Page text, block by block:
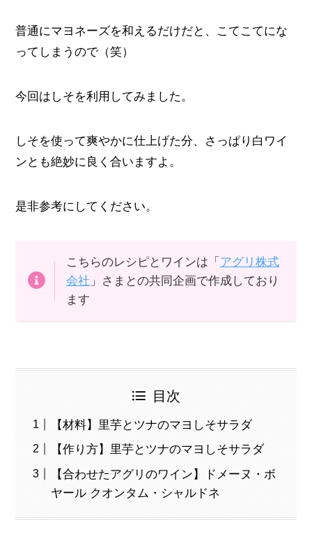
普通にマヨネーズを和えるだけだと、こてこてにな
ってしまうので（笑）
今回はしそを利用してみました。
しそを使って爽やかに仕上げた分、さっぱり白ワイ
ンとも絶妙に良く合いますよ。
是非参考にしてください。
こちらのレシピとワインは「 アグリ株式
会社 」さまとの共同企画で作成しており
ます
目次
【材料】里芋とツナのマヨしそサラダ
【作り方】里芋とツナのマヨしそサラダ
【合わせたアグリのワイン】ドメーヌ・ボ
ヤール クオンタム・シャルドネ